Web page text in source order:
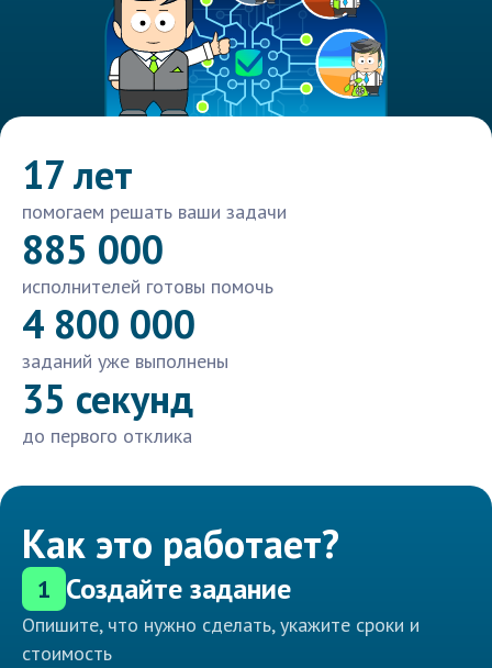
17 лет
помогаем решать ваши задачи
885 000
исполнителей готовы помочь
4 800 000
заданий уже выполнены
35 секунд
до первого отклика
Как это работает?
1 Создайте задание
Опишите, что нужно сделать, укажите сроки и
стоимость